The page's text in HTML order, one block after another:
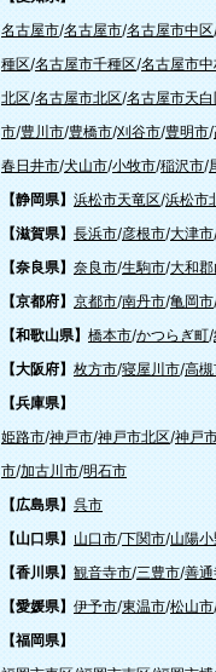
名古屋市/名古屋市/名古屋市中区
種区/名古屋市千種区/名古屋市
北区/名古屋市北区/名古屋市天
市/豊川市/豊橋市/刈谷市/豊明市/
春日井市/犬山市/小牧市/稲沢市/
【静岡県】 浜松市天竜区/浜松市
【滋賀県】 長浜市/彦根市/大津市
【奈良県】 奈良市/生駒市/大和
【京都府】 京都市/南丹市/亀岡市
【和歌山県】 橋本市/かつらぎ町/
【大阪府】 枚方市/寝屋川市/高
【兵庫県】
姫路市/神戸市/神戸市北区/神戸
市/加古川市/明石市
【広島県】 呉市
【山口県】 山口市/下関市/山陽
【香川県】 観音寺市/三豊市/善
【愛媛県】 伊予市/東温市/松山市
【福岡県】